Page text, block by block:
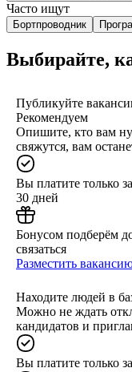
Часто ищут
Бортпроводник
Выбирайте,
Публикуйте
Рекомендуем
Опишите, кто вам
свяжутся, вам
Вы платите только
30 дней
Бонусом подберём
связаться
Разместить
Находите людей в
Можно не ждать
кандидатов и
Вы платите только